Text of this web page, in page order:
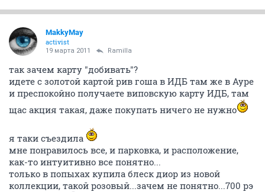
MakkyMay
activist
19 марта 2011 Ramilla
так зачем карту "добивать"?
идете с золотой картой рив гоша в ИДБ там же в Ауре
и преспокойно получаете виповскую карту ИДБ, там
щас акция такая, даже покупать ничего не нужно
я таки съездила
мне понравилось все, и парковка, и расположение,
как-то интуитивно все понятно...
только в попыхах купила блеск диор из новой
коллекции, такой розовый...зачем не понятно...700 рэ